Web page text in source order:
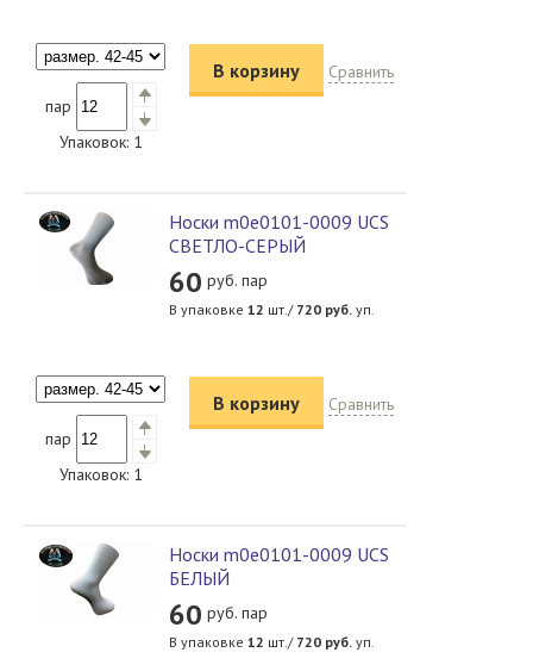
пар
Упаковок: 1
В корзину Сравнить
Носки m0e0101-0009 UCS
СВЕТЛО-СЕРЫЙ
60 руб. пар
В упаковке 12 шт./ 720 руб. уп.
пар
Упаковок: 1
В корзину Сравнить
Носки m0e0101-0009 UCS
БЕЛЫЙ
60 руб. пар
В упаковке 12 шт./ 720 руб. уп.